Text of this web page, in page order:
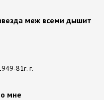
меж всеми дышит
81г. г.
мне